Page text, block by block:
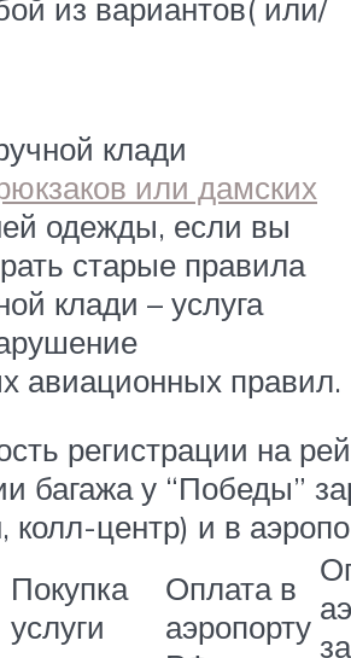
из вариантов( или/
клади
или дамских
одежды, если вы
старые правила
клади – услуга
авиационных правил.
регистрации на
багажа у “Победы”
колл-центр) и в
Покупка
услуги
Оплата в
аэропорту за